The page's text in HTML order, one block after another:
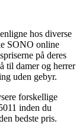
hos diverse
SONO online
på deres
til damer og herrer
uden gebyr.
forskellige
inden du
bedste pris.